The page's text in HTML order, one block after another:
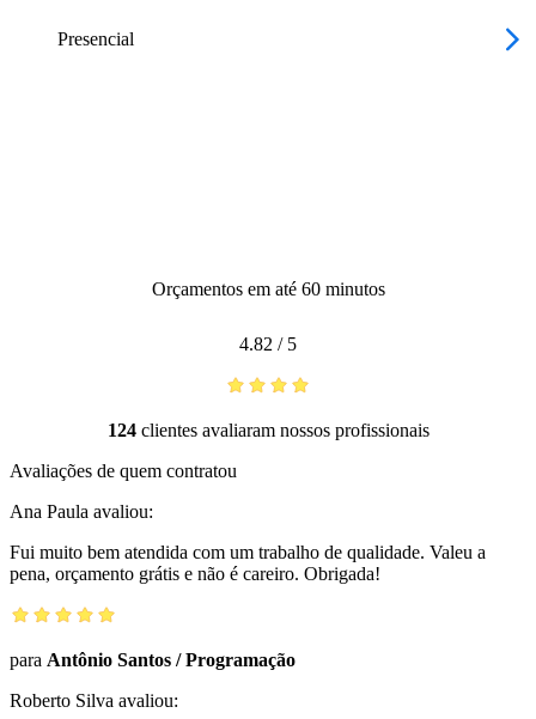
Presencial
Orçamentos em até 60 minutos
4.82 / 5
124clientes avaliaram nossos profissionais
Avaliações de quem contratou
Ana Paula avaliou:
Fui muito bem atendida com um trabalho de qualidade. Valeu a
pena, orçamento grátis e não é careiro. Obrigada!
para Antônio Santos /Programação
Roberto Silva avaliou: